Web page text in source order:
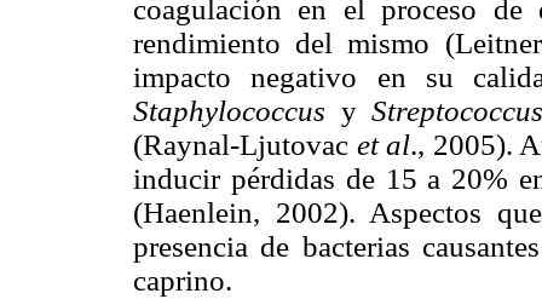
coagulación en el proceso de
rendimiento del mismo
impacto negativo en su
Staphylococcus y
(Raynal-Ljutovac et al., 2005).
inducir pérdidas de 15 a 20%
(Haenlein, 2002). Aspectos
presencia de bacterias
caprino.